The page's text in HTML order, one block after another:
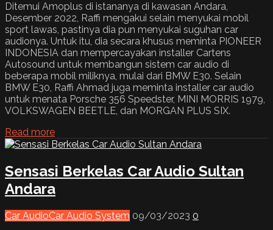
Ditemui Amoplus di istananya di kawasan Andara,
Desember 2022, Raffi mengakui selain menyukai mobil
sport lawas, pastinya dia pun menyukai suguhan car
audionya. Untuk itu, dia secara khusus meminta PIONEER
INDONESIA dan mempercayakan installer Cartens
Autosound untuk membangun sistem car audio di
beberapa mobil miliknya, mulai dari BMW E30. Selain
BMW E30, Raffi Ahmad juga meminta installer car audio
untuk menata Porsche 356 Speedster, MINI MORRIS 1979,
VOLKSWAGEN BEETLE, dan MORGAN PLUS SIX.
Read more
Sensasi Berkelas Car Audio Sultan
Andara
Car AudioCar Audio System 09/03/2023 0